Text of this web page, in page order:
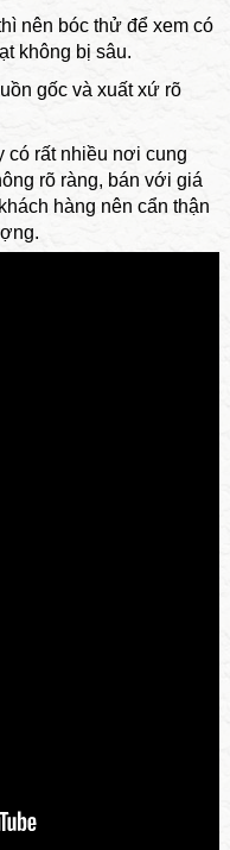
nên bóc thử để xem có
không bị sâu.
gốc và xuất xứ rõ
có rất nhiều nơi cung
rõ ràng, bán với giá
hàng nên cẩn thận